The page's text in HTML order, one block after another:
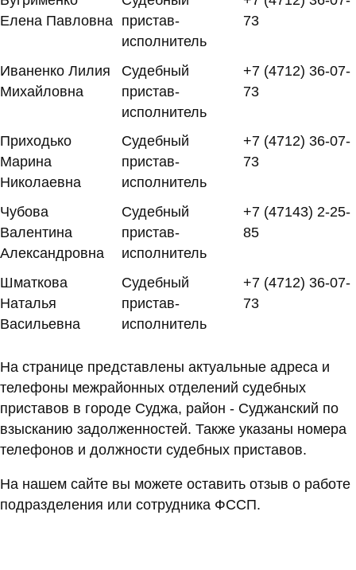
Елена Павловна пристав-
исполнитель
73
Иваненко Лилия
Михайловна
Судебный
пристав-
исполнитель
+7 (4712) 36-07-
73
Приходько
Марина
Николаевна
Судебный
пристав-
исполнитель
+7 (4712) 36-07-
73
Чубова
Валентина
Александровна
Судебный
пристав-
исполнитель
+7 (47143) 2-25-
85
Шматкова
Наталья
Васильевна
Судебный
пристав-
исполнитель
+7 (4712) 36-07-
73
На странице представлены актуальные адреса и
телефоны межрайонных отделений судебных
приставов в городе Суджа, район - Суджанский по
взысканию задолженностей. Также указаны номера
телефонов и должности судебных приставов.
На нашем сайте вы можете оставить отзыв о работе
подразделения или сотрудника ФССП.